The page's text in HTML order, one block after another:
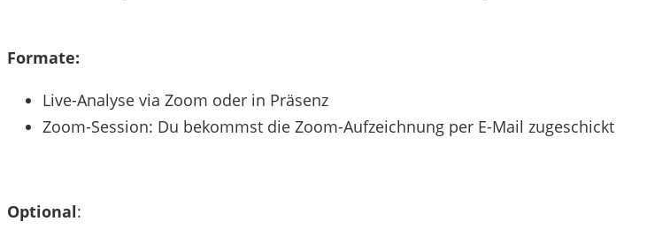
Formate:
Live-Analyse via Zoom oder in Präsenz
Zoom-Session: Du bekommst die Zoom-Aufzeichnung per E-Mail zugeschickt
Optional: